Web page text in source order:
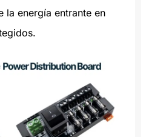
la energía entrante en